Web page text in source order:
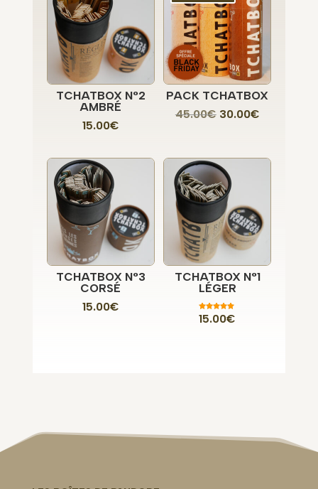
TCHATBOX N°2
AMBRÉ
15.00€
PACK TCHATBOX
45.00€ Le
45.00€.
30.00€Le
TCHATBOX N°3
CORSÉ
15.00€
TCHATBOX N°1
LÉGER
Note
5.00
15.00€